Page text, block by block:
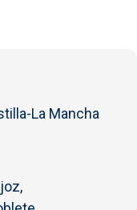
La Mancha